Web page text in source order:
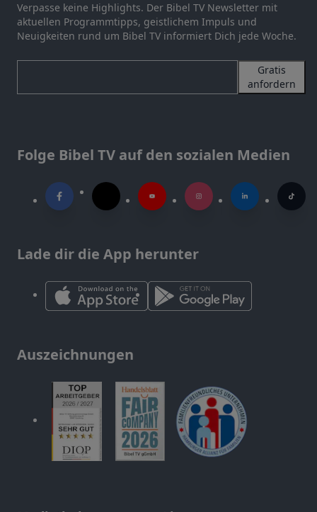
Verpasse keine Highlights. Der Bibel TV Newsletter mit
aktuellen Programmtipps, geistlichem Impuls und
Neuigkeiten rund um Bibel TV informiert Dich jede Woche.
Gratis
anfordern
Folge Bibel TV auf den sozialen Medien
Lade dir die App herunter
Auszeichnungen